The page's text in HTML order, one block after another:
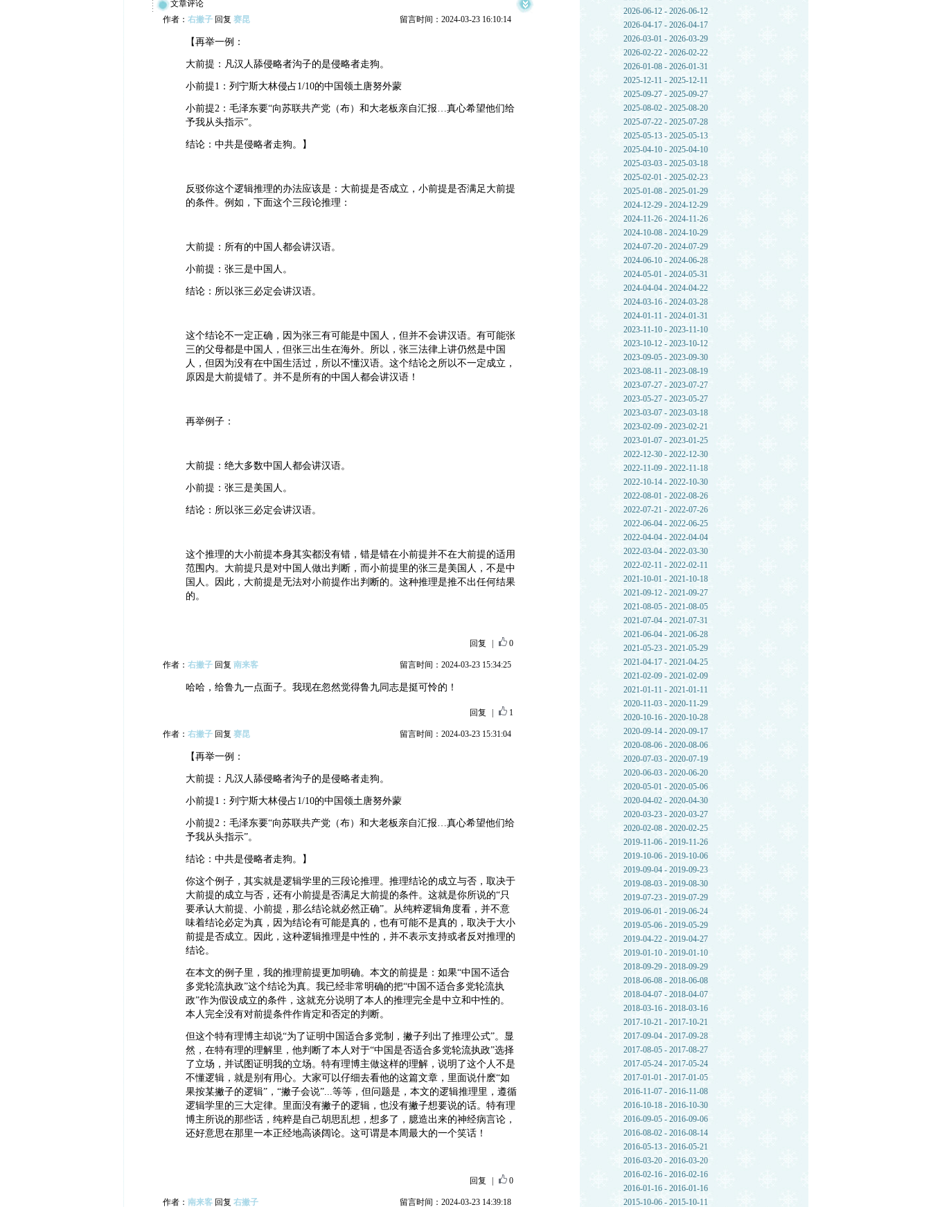
文章评论
作者： 右撇子回复 赛昆 留言时间：2024-03-23 16:10:14
【再举一例：
大前提：凡汉人舔侵略者沟子的是侵略者走狗。
小前提1：列宁斯大林侵占1/10的中国领土唐努外蒙
小前提2：毛泽东要“向苏联共产党（布）和大老板亲自汇报…真心希望他们给
予我从头指示”。
结论：中共是侵略者走狗。】
反驳你这个逻辑推理的办法应该是：大前提是否成立，小前提是否满足大前提
的条件。例如，下面这个三段论推理：
大前提：所有的中国人都会讲汉语。
小前提：张三是中国人。
结论：所以张三必定会讲汉语。
这个结论不一定正确，因为张三有可能是中国人，但并不会讲汉语。有可能张
三的父母都是中国人，但张三出生在海外。所以，张三法律上讲仍然是中国
人，但因为没有在中国生活过，所以不懂汉语。这个结论之所以不一定成立，
原因是大前提错了。并不是所有的中国人都会讲汉语！
再举例子：
大前提：绝大多数中国人都会讲汉语。
小前提：张三是美国人。
结论：所以张三必定会讲汉语。
这个推理的大小前提本身其实都没有错，错是错在小前提并不在大前提的适用
范围内。大前提只是对中国人做出判断，而小前提里的张三是美国人，不是中
国人。因此，大前提是无法对小前提作出判断的。这种推理是推不出任何结果
的。
回复 0
作者： 右撇子回复 南来客 留言时间：2024-03-23 15:34:25
哈哈，给鲁九一点面子。我现在忽然觉得鲁九同志是挺可怜的！
回复 1
作者： 右撇子回复 赛昆 留言时间：2024-03-23 15:31:04
【再举一例：
大前提：凡汉人舔侵略者沟子的是侵略者走狗。
小前提1：列宁斯大林侵占1/10的中国领土唐努外蒙
小前提2：毛泽东要“向苏联共产党（布）和大老板亲自汇报…真心希望他们给
予我从头指示”。
结论：中共是侵略者走狗。】
你这个例子，其实就是逻辑学里的三段论推理。推理结论的成立与否，取决于
大前提的成立与否，还有小前提是否满足大前提的条件。这就是你所说的“只
要承认大前提、小前提，那么结论就必然正确”。从纯粹逻辑角度看，并不意
味着结论必定为真，因为结论有可能是真的，也有可能不是真的，取决于大小
前提是否成立。因此，这种逻辑推理是中性的，并不表示支持或者反对推理的
结论。
在本文的例子里，我的推理前提更加明确。本文的前提是：如果“中国不适合
多党轮流执政”这个结论为真。我已经非常明确的把“中国不适合多党轮流执
政”作为假设成立的条件，这就充分说明了本人的推理完全是中立和中性的。
本人完全没有对前提条件作肯定和否定的判断。
但这个特有理博主却说“为了证明中国适合多党制，撇子列出了推理公式”。显
然，在特有理的理解里，他判断了本人对于“中国是否适合多党轮流执政”选择
了立场，并试图证明我的立场。特有理博主做这样的理解，说明了这个人不是
不懂逻辑，就是别有用心。大家可以仔细去看他的这篇文章，里面说什麽“如
果按某撇子的逻辑”，“撇子会说”...等等，但问题是，本文的逻辑推理里，遵循
逻辑学里的三大定律。里面没有撇子的逻辑，也没有撇子想要说的话。特有理
博主所说的那些话，纯粹是自己胡思乱想，想多了，臆造出来的神经病言论，
还好意思在那里一本正经地高谈阔论。这可谓是本周最大的一个笑话！
回复 0
作者： 南来客回复 右撇子 留言时间：2024-03-23 14:39:18
2026-06-12 - 2026-06-12
2026-04-17 - 2026-04-17
2026-03-01 - 2026-03-29
2026-02-22 - 2026-02-22
2026-01-08 - 2026-01-31
2025-12-11 - 2025-12-11
2025-09-27 - 2025-09-27
2025-08-02 - 2025-08-20
2025-07-22 - 2025-07-28
2025-05-13 - 2025-05-13
2025-04-10 - 2025-04-10
2025-03-03 - 2025-03-18
2025-02-01 - 2025-02-23
2025-01-08 - 2025-01-29
2024-12-29 - 2024-12-29
2024-11-26 - 2024-11-26
2024-10-08 - 2024-10-29
2024-07-20 - 2024-07-29
2024-06-10 - 2024-06-28
2024-05-01 - 2024-05-31
2024-04-04 - 2024-04-22
2024-03-16 - 2024-03-28
2024-01-11 - 2024-01-31
2023-11-10 - 2023-11-10
2023-10-12 - 2023-10-12
2023-09-05 - 2023-09-30
2023-08-11 - 2023-08-19
2023-07-27 - 2023-07-27
2023-05-27 - 2023-05-27
2023-03-07 - 2023-03-18
2023-02-09 - 2023-02-21
2023-01-07 - 2023-01-25
2022-12-30 - 2022-12-30
2022-11-09 - 2022-11-18
2022-10-14 - 2022-10-30
2022-08-01 - 2022-08-26
2022-07-21 - 2022-07-26
2022-06-04 - 2022-06-25
2022-04-04 - 2022-04-04
2022-03-04 - 2022-03-30
2022-02-11 - 2022-02-11
2021-10-01 - 2021-10-18
2021-09-12 - 2021-09-27
2021-08-05 - 2021-08-05
2021-07-04 - 2021-07-31
2021-06-04 - 2021-06-28
2021-05-23 - 2021-05-29
2021-04-17 - 2021-04-25
2021-02-09 - 2021-02-09
2021-01-11 - 2021-01-11
2020-11-03 - 2020-11-29
2020-10-16 - 2020-10-28
2020-09-14 - 2020-09-17
2020-08-06 - 2020-08-06
2020-07-03 - 2020-07-19
2020-06-03 - 2020-06-20
2020-05-01 - 2020-05-06
2020-04-02 - 2020-04-30
2020-03-23 - 2020-03-27
2020-02-08 - 2020-02-25
2019-11-06 - 2019-11-26
2019-10-06 - 2019-10-06
2019-09-04 - 2019-09-23
2019-08-03 - 2019-08-30
2019-07-23 - 2019-07-29
2019-06-01 - 2019-06-24
2019-05-06 - 2019-05-29
2019-04-22 - 2019-04-27
2019-01-10 - 2019-01-10
2018-09-29 - 2018-09-29
2018-06-08 - 2018-06-08
2018-04-07 - 2018-04-07
2018-03-16 - 2018-03-16
2017-10-21 - 2017-10-21
2017-09-04 - 2017-09-28
2017-08-05 - 2017-08-27
2017-05-24 - 2017-05-24
2017-01-01 - 2017-01-05
2016-11-07 - 2016-11-08
2016-10-18 - 2016-10-30
2016-09-05 - 2016-09-06
2016-08-02 - 2016-08-14
2016-05-13 - 2016-05-21
2016-03-20 - 2016-03-20
2016-02-16 - 2016-02-16
2016-01-16 - 2016-01-16
2015-10-06 - 2015-10-11